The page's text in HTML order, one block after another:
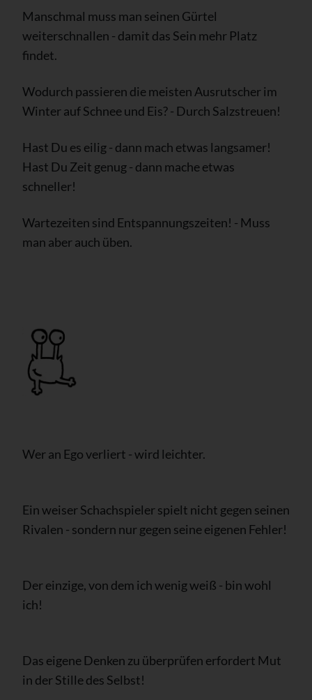
Manschmal muss man seinen Gürtel
weiterschnallen - damit das Sein mehr Platz
findet.
Wodurch passieren die meisten Ausrutscher im
Winter auf Schnee und Eis? - Durch Salzstreuen!
Hast Du es eilig - dann mach etwas langsamer!
Hast Du Zeit genug - dann mache etwas
schneller!
Wartezeiten sind Entspannungszeiten! - Muss
man aber auch üben.
Wer an Ego verliert - wird leichter.
Ein weiser Schachspieler spielt nicht gegen seinen
Rivalen - sondern nur gegen seine eigenen Fehler!
Der einzige, von dem ich wenig weiß - bin wohl
ich!
Das eigene Denken zu überprüfen erfordert Mut
in der Stille des Selbst!